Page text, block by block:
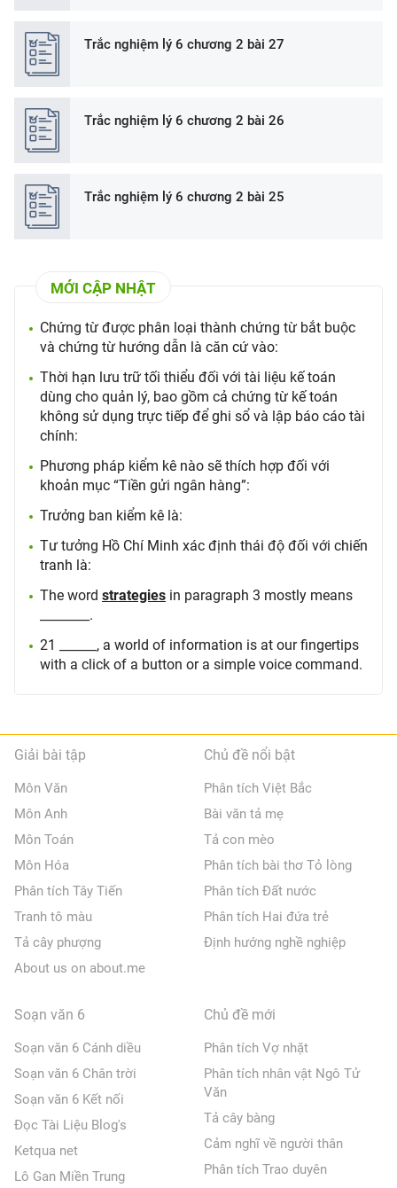
Trắc nghiệm lý 6 chương 2 bài 27
Trắc nghiệm lý 6 chương 2 bài 26
Trắc nghiệm lý 6 chương 2 bài 25
MỚI CẬP NHẬT
Chứng từ được phân loại thành chứng từ bắt buộc
và chứng từ hướng dẫn là căn cứ vào:
Thời hạn lưu trữ tối thiểu đối với tài liệu kế toán
dùng cho quản lý, bao gồm cả chứng từ kế toán
không sử dụng trực tiếp để ghi sổ và lập báo cáo tài
chính:
Phương pháp kiểm kê nào sẽ thích hợp đối với
khoản mục “Tiền gửi ngân hàng”:
Trưởng ban kiểm kê là:
Tư tưởng Hồ Chí Minh xác định thái độ đối với chiến
tranh là:
The word strategies in paragraph 3 mostly means
________.
21 ______, a world of information is at our fingertips
with a click of a button or a simple voice command.
Giải bài tập
Môn Văn
Môn Anh
Môn Toán
Môn Hóa
Phân tích Tây Tiến
Tranh tô màu
Tả cây phượng
About us on about.me
Chủ đề nổi bật
Phân tích Việt Bắc
Bài văn tả mẹ
Tả con mèo
Phân tích bài thơ Tỏ lòng
Phân tích Đất nước
Phân tích Hai đứa trẻ
Định hướng nghề nghiệp
Soạn văn 6
Soạn văn 6 Cánh diều
Soạn văn 6 Chân trời
Soạn văn 6 Kết nối
Đọc Tài Liệu Blog's
Ketqua net
Lô Gan Miền Trung
Chủ đề mới
Phân tích Vợ nhặt
Phân tích nhân vật Ngô Tử
Văn
Tả cây bàng
Cảm nghĩ về người thân
Phân tích Trao duyên